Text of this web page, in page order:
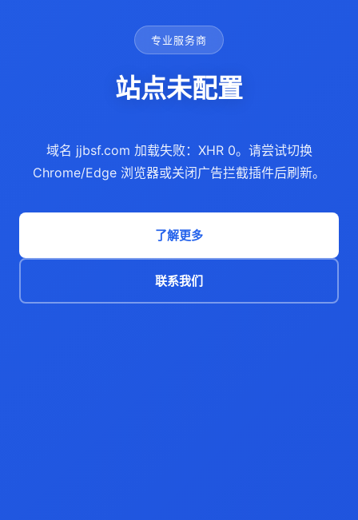
专业服务商
站点未配置
域名 jjbsf.com 加载失败：XHR 0。请尝试切换
Chrome/Edge 浏览器或关闭广告拦截插件后刷新。
了解更多
联系我们